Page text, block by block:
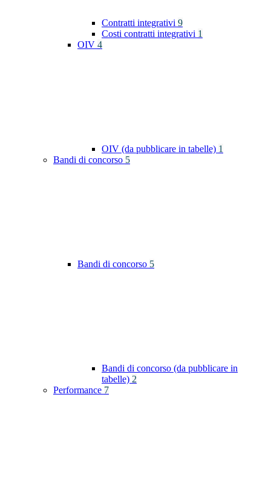
Contratti integrativi 9
Costi contratti integrativi 1
OIV 4
OIV (da pubblicare in tabelle) 1
Bandi di concorso 5
Bandi di concorso 5
Bandi di concorso (da pubblicare in
tabelle) 2
Performance 7